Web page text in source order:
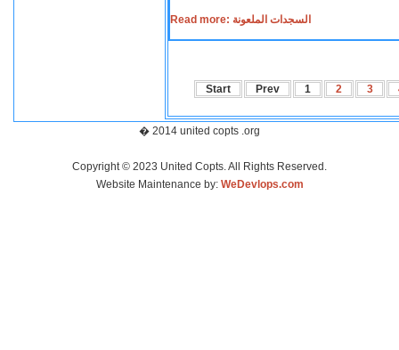
Read more: السجدات الملعونة
Start Prev 1 2 3
� 2014 united copts .org
Copyright © 2023 United Copts. All Rights Reserved.
Website Maintenance by: WeDevlops.com